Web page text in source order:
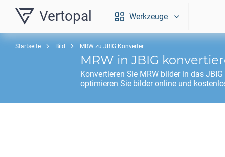
Vertopal Werkzeuge
Startseite Bild MRW zu JBIG Konverter
MRW in JBIG
Konvertieren Sie MRW bilder in das JBIG
optimieren Sie bilder online und